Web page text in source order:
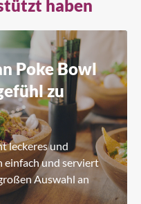
haben
Poke Bowl
zu
leckeres und
einfach und serviert
Auswahl an